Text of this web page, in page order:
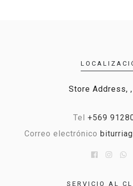
Store Address,
Tel +569
Correo electrónico
SERVICIO AL